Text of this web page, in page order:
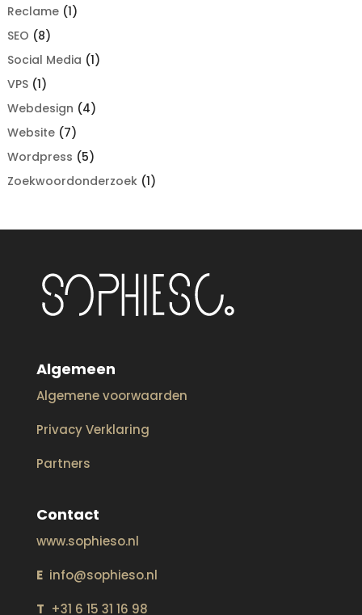
Reclame(1)
SEO (8)
Social Media (1)
VPS(1)
Webdesign (4)
Website(7)
Wordpress (5)
Zoekwoordonderzoek(1)
Algemeen
Algemene voorwaarden
Privacy Verklaring
Partners
Contact
www.sophieso.nl
Einfo@sophieso.nl
T +31 6 15 31 16 98